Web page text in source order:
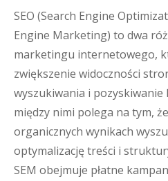
SEO (Search Engine
Engine Marketing) to dwa
marketingu internetowego,
zwiększenie widoczności
wyszukiwania i pozyskiwanie
między nimi polega na tym,
organicznych wynikach
optymalizację treści i
SEM obejmuje płatne